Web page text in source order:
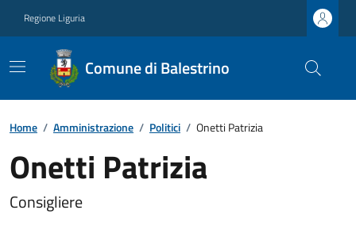
Regione Liguria
Comune di Balestrino
Home / Amministrazione / Politici / Onetti Patrizia
Onetti Patrizia
Consigliere